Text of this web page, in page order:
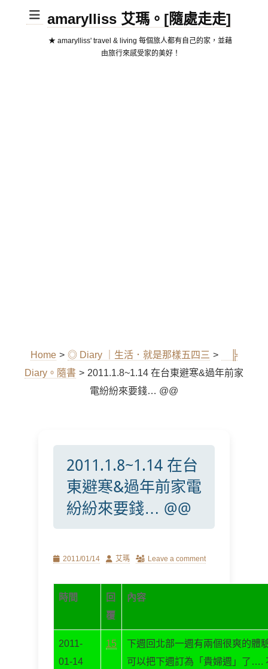
amarylliss 艾瑪。[隨處走走]
★ amarylliss' travel & living 每個旅人都有自己的家，並藉
由旅行來感受家的美好！
Home > ◎ Diary ｜生活．就是那樣五四三 >
╠
Diary。隨書 > 2011.1.8~1.14 在台東避寒&過年前家
電紛紛來要錢… @@
2011.1.8~1.14 在台
東避寒&過年前家電
紛紛來要錢… @@
Posted2011/01/14 Author
艾瑪 Leave a comment
時間
回
覆
內容
2011-
01-14
15
下週回北部一週有兩個很爽的體
可以把下週訂為「貴婦週」了….